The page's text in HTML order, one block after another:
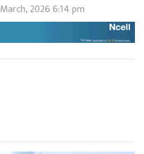
2026 6:14 pm